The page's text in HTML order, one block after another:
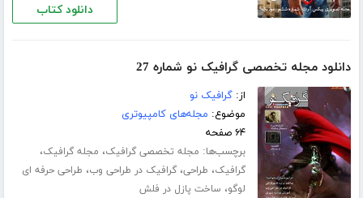
دانلود کتاب
دانلود مجله تخصصی گرافیک نو شماره 27
از:گرافیک نو
موضوع: مجله‌های کامپیوتری
۶۴ صفحه
برچسب‌ها: مجله تخصصی گرافیک، مجله گرافیک،
گرافیک، طراحی،گرافیک در طراحی وب، طراحی حرفه ای
لوگو، ساخت پازل در فلش